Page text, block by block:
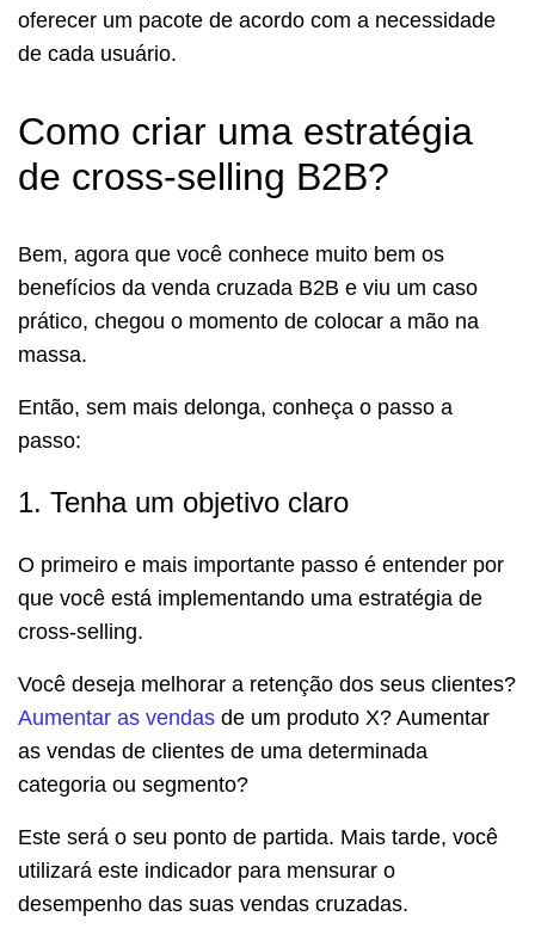
oferecer um pacote de acordo com a necessidade
de cada usuário.
Como criar uma estratégia
de cross-selling B2B?
Bem, agora que você conhece muito bem os
benefícios da venda cruzada B2B e viu um caso
prático, chegou o momento de colocar a mão na
massa.
Então, sem mais delonga, conheça o passo a
passo:
1. Tenha um objetivo claro
O primeiro e mais importante passo é entender por
que você está implementando uma estratégia de
cross-selling.
Você deseja melhorar a retenção dos seus clientes?
Aumentar as vendas de um produto X? Aumentar
as vendas de clientes de uma determinada
categoria ou segmento?
Este será o seu ponto de partida. Mais tarde, você
utilizará este indicador para mensurar o
desempenho das suas vendas cruzadas.